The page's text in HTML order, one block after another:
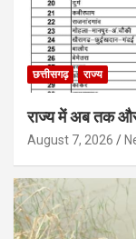
छत्तीसगढ़ राज्य
राज्य में अब तक
August 7, 2026